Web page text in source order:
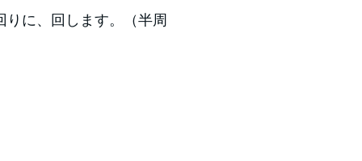
に、回します。（半周